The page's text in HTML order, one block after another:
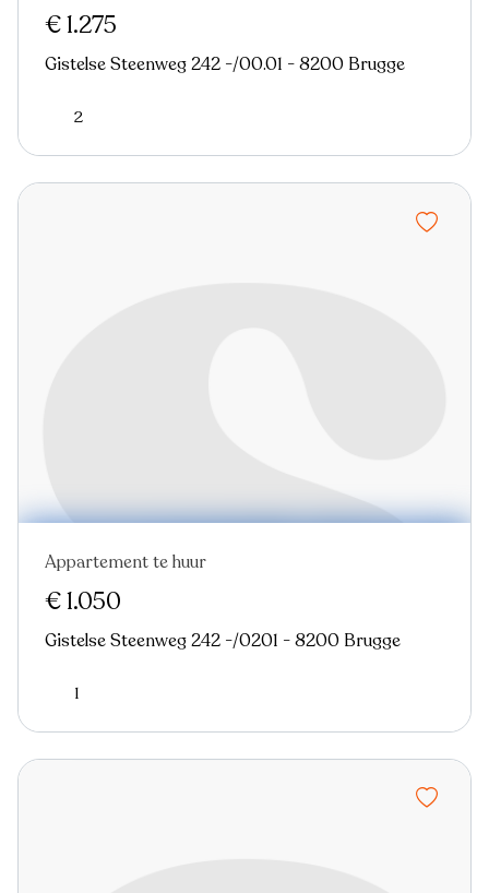
€ 1.275
Gistelse Steenweg 242 -/00.01 - 8200 Brugge
2
Nieuw
Appartement te huur
€ 1.050
Gistelse Steenweg 242 -/0201 - 8200 Brugge
1